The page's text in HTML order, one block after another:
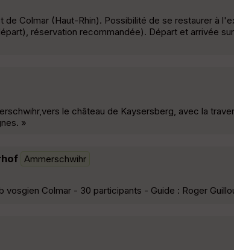
Colmar (Haut-Rhin). Possibilité de se restaurer à
réservation recommandée). Départ et arrivée
le château de Kaysersberg, avec la
»
Ammerschwihr
Colmar - 30 participants - Guide : Roger